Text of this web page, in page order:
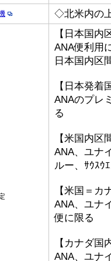
◇北米内の
【日本国内
ANA便利用
日本国内区
【日本発着
ANAのプレ
る
【米国内区
ANA、ユナ
ルー、ｻｳｽｳ
【米国＝カ
ANA、ユナ
便に限る
【カナダ国
ANA、ユナ